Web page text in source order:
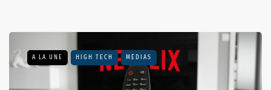
A LA UNE HIGH TECH MÉDIAS